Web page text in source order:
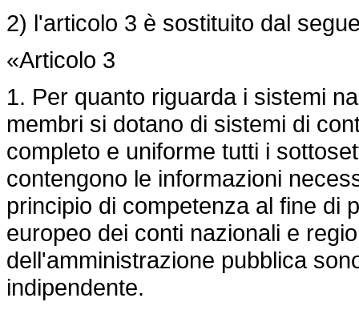
2) l'articolo 3 è sostituito dal
«Articolo 3
1. Per quanto riguarda i sistemi
membri si dotano di sistemi di
completo e uniforme tutti i
contengono le informazioni
principio di competenza al fine di
europeo dei conti nazionali e
dell'amministrazione pubblica
indipendente.